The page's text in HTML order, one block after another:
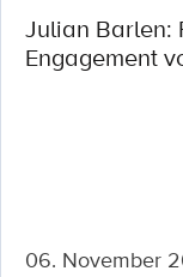
Julian Barlen:
Engagement
06. November